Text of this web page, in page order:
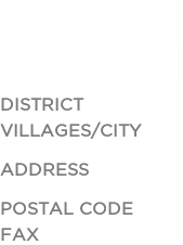
DISTRICT
VILLAGES/CITY
ADDRESS
POSTAL CODE
FAX